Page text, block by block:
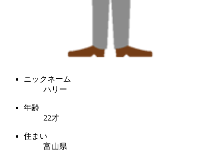
ニックネーム
ハリー
年齢
22才
住まい
富山県